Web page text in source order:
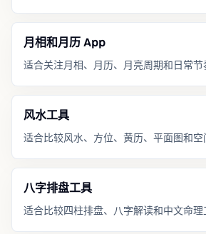
月相和月历 App
适合关注月相、月历、月亮周期和日常节
风水工具
适合比较风水、方位、黄历、平面图和空
八字排盘工具
适合比较四柱排盘、八字解读和中文命理